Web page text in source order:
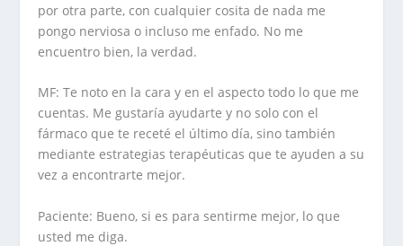
por otra parte, con cualquier cosita de nada me
pongo nerviosa o incluso me enfado. No me
encuentro bien, la verdad.
MF: Te noto en la cara y en el aspecto todo lo que me
cuentas. Me gustaría ayudarte y no solo con el
fármaco que te receté el último día, sino también
mediante estrategias terapéuticas que te ayuden a su
vez a encontrarte mejor.
Paciente: Bueno, si es para sentirme mejor, lo que
usted me diga.